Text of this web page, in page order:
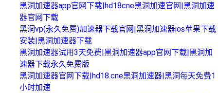
黑洞加速器app官网下载|hd18cne黑洞加速官网|黑洞加速
器官网下载
黑洞vp(永久免费)加速器下载官网|黑洞加速器ios苹果下载
安装|黑洞加速器下载
黑洞加速器试用3天免费|黑洞加速器app官网下载|黑洞加
速器下载永久免费版
黑洞加速器官网下载|hd18.cne黑洞加速器|黑洞每天免费1
小时加速